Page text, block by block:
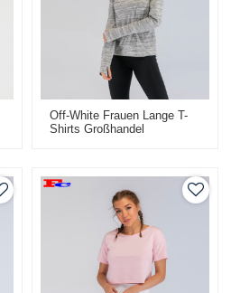
Off-White Frauen Lange T-
Shirts Großhandel